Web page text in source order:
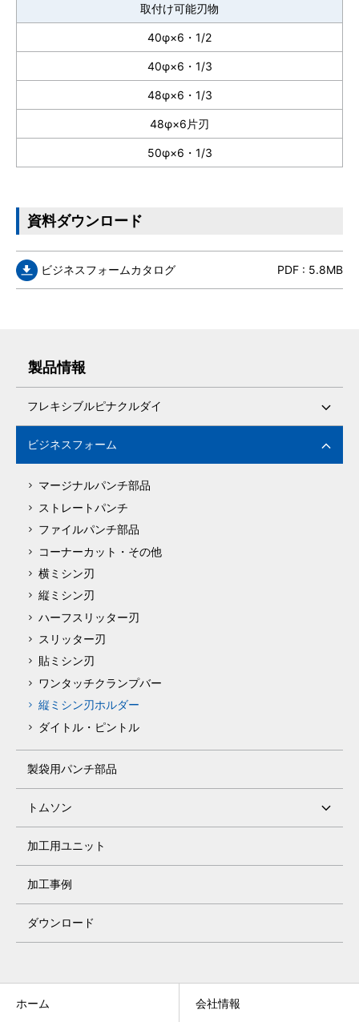
取付け可能刃物
40φ×6・1/2
40φ×6・1/3
48φ×6・1/3
48φ×6片刃
50φ×6・1/3
資料ダウンロード
ビジネスフォームカタログ PDF : 5.8MB
製品情報
フレキシブルピナクルダイ
ビジネスフォーム
マージナルパンチ部品
ストレートパンチ
ファイルパンチ部品
コーナーカット・その他
横ミシン刃
縦ミシン刃
ハーフスリッター刃
スリッター刃
貼ミシン刃
ワンタッチクランプバー
縦ミシン刃ホルダー
ダイトル・ピントル
製袋用パンチ部品
トムソン
加工用ユニット
加工事例
ダウンロード
ホーム 会社情報